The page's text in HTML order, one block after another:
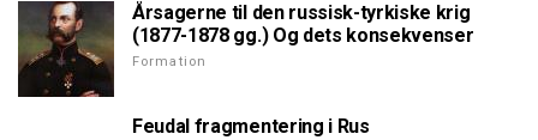
Årsagerne til den russisk-tyrkiske krig
(1877-1878 gg.) Og dets konsekvenser
Formation
Feudal fragmentering i Rus